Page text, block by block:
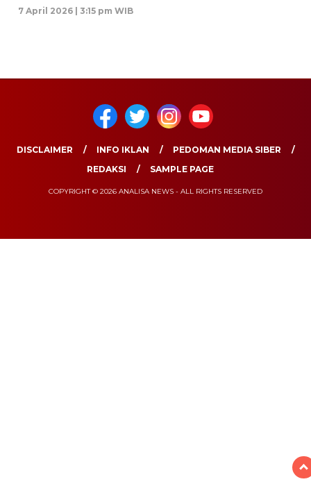
7 April 2026 | 3:15 pm WIB
DISCLAIMER INFO IKLAN
PEDOMAN MEDIA SIBER
REDAKSI
SAMPLE PAGE
COPYRIGHT © 2026 ANALISA NEWS - ALL RIGHTS RESERVED